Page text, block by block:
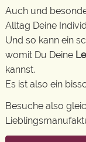
Auch und
Alltag Deine
Und so kann ein
womit Du Deine
kannst.
Es ist also ein
Besuche also